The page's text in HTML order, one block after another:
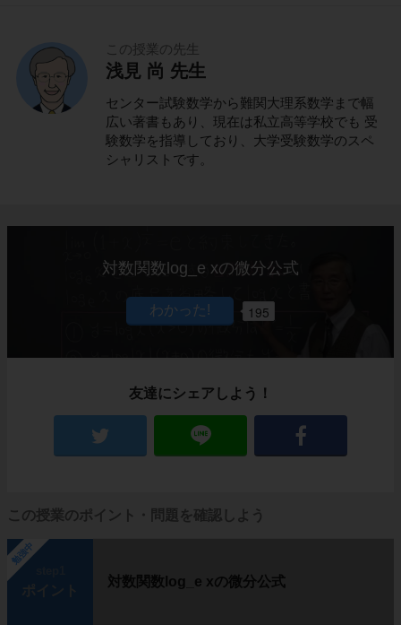
この授業の先生
浅見 尚 先生
センター試験数学から難関大理系数学まで幅
広い著書もあり、現在は私立高等学校でも 受
験数学を指導しており、大学受験数学のスペ
シャリストです。
対数関数log_e xの微分公式
195
友達にシェアしよう！
この授業のポイント・問題を確認しよう
勉強中
対数関数log_e xの微分公式